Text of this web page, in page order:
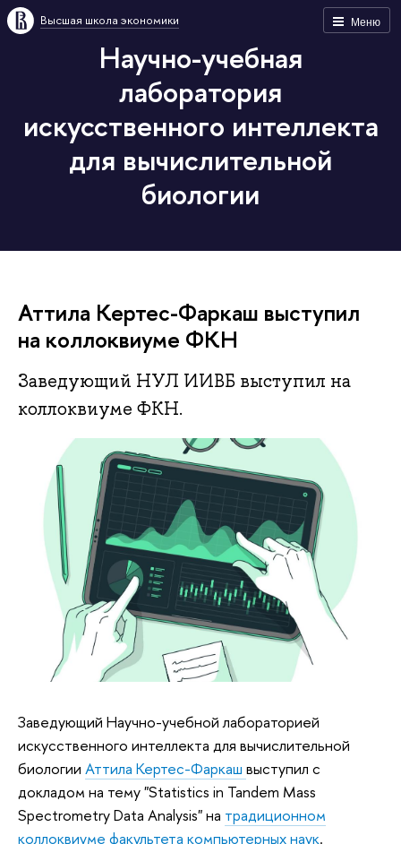
Меню
Высшая школа экономики
Научно-учебная
лаборатория
искусственного интеллекта
для вычислительной
биологии
Аттила Кертес-Фаркаш выступил
на коллоквиуме ФКН
Заведующий НУЛ ИИВБ выступил на
коллоквиуме ФКН.
Заведующий Научно-учебной лабораторией
искусственного интеллекта для вычислительной
биологии Аттила Кертес-Фаркаш выступил с
докладом на тему "Statistics in Tandem Mass
Spectrometry Data Analysis" на традиционном
коллоквиуме факультета компьютерных наук.